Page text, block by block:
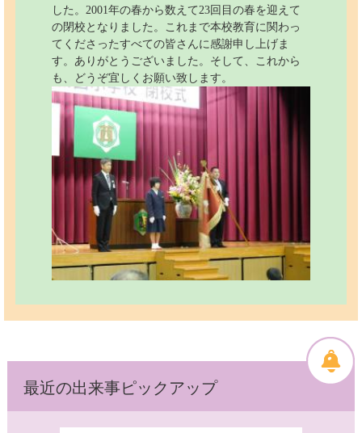
した。2001年の春から数えて23回目の春を迎えて
の閉校となりました。これまで本校教育に関わっ
てくださったすべての皆さんに感謝申し上げま
す。ありがとうございました。そして、これから
も、どうぞ宜しくお願い致します。
最近の出来事ピックアップ